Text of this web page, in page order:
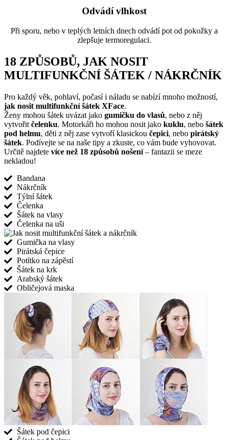
Odvádí vlhkost
Při sporu, nebo v teplých letních dnech odvádí pot od pokožky a
zlepšuje termoregulaci.
18 ZPŮSOBŮ, JAK NOSIT
MULTIFUNKČNÍ ŠÁTEK / NÁKRČNÍK
Pro každý věk, pohlaví, počasí i náladu se nabízí mnoho možností,
jak nosit multifunkční šátek XFace.
Ženy mohou šátek uvázat jako gumičku do vlasů, nebo z něj
vytvořit čelenku. Motorkáři ho mohou nosit jako kuklu, nebo šátek
pod helmu, děti z něj zase vytvoří klasickou čepici, nebo pirátský
šátek. Podívejte se na naše tipy a zkuste, co vám bude vyhovovat.
Určitě najdete více než 18 způsobů nošení– fantazii se meze
nekladou!
Bandana
Nákrčník
Týlní šátek
Čelenka
Šátek na vlasy
Čelenka na uši
Gumička na vlasy
Pirátská čepice
Potítko na zápěstí
Šátek na krk
Arabský šátek
Obličejová maska
Šátek pod čepici